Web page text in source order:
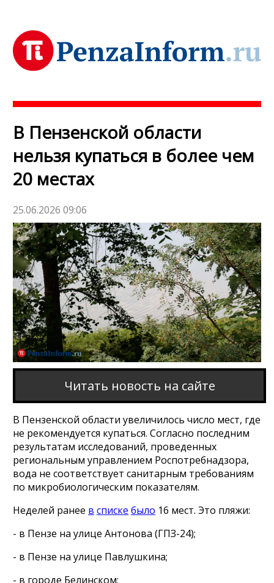
В Пензенской области
нельзя купаться в более чем
20 местах
25.06.2026 09:06
Читать новость на сайте
В Пензенской области увеличилось число мест, где
не рекомендуется купаться. Согласно последним
результатам исследований, проведенных
региональным управлением Роспотребнадзора,
вода не соответствует санитарным требованиям
по микробиологическим показателям.
Неделей ранее в списке было 16 мест. Это пляжи:
- в Пензе на улице Антонова (ГПЗ-24);
- в Пензе на улице Павлушкина;
- в городе Белинском;